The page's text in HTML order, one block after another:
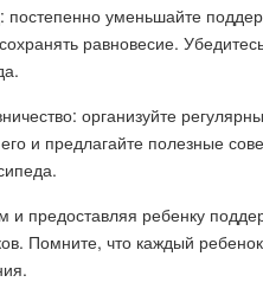
уменьшайте
равновесие.
организуйте
и предлагайте полезные
и предоставляя ребенку
Помните, что каждый